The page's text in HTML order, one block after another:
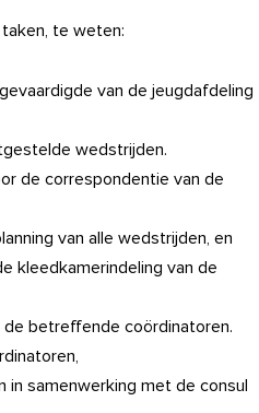
te weten:
van de jeugdafdeling
wedstrijden.
de correspondentie van de
van alle wedstrijden, en
kleedkamerindeling van de
betreffende coördinatoren.
samenwerking met de consul